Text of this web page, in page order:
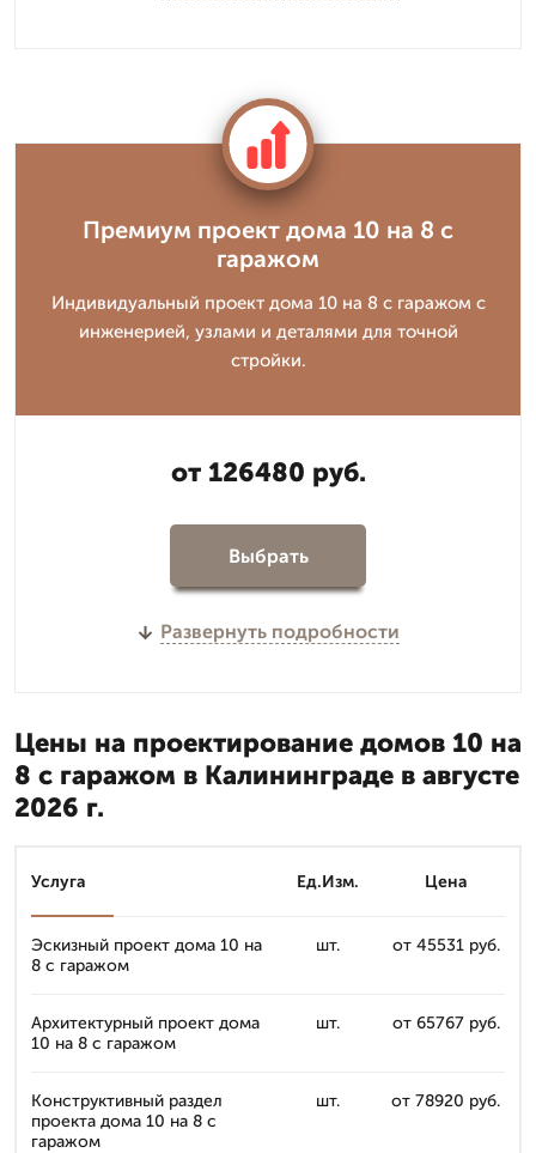
Премиум проект дома 10 на 8 с
гаражом
Индивидуальный проект дома 10 на 8 с гаражом с
инженерией, узлами и деталями для точной
стройки.
от 126480 руб.
Выбрать
Развернуть подробности
Цены на проектирование домов 10 на
8 с гаражом в Калининграде в августе
2026 г.
Услуга Ед.Изм. Цена
Эскизный проект дома 10 на
8 с гаражом
шт. от 45531 руб.
Архитектурный проект дома
10 на 8 с гаражом
шт. от 65767 руб.
Конструктивный раздел
проекта дома 10 на 8 с
гаражом
шт. от 78920 руб.